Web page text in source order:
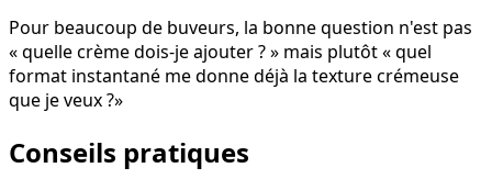
Pour beaucoup de buveurs, la bonne question n'est pas
« quelle crème dois-je ajouter ? » mais plutôt « quel
format instantané me donne déjà la texture crémeuse
que je veux ?»
Conseils pratiques